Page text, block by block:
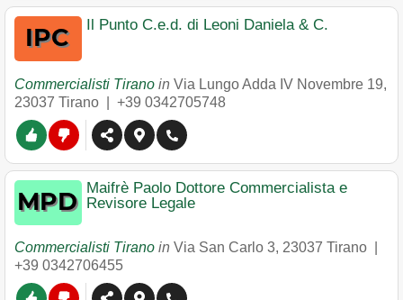
Il Punto C.e.d. di Leoni Daniela & C.
Commercialisti Tirano in Via Lungo Adda IV Novembre 19,
23037 Tirano +39 0342705748
Maifrè Paolo Dottore Commercialista e
Revisore Legale
Commercialisti Tirano in Via San Carlo 3, 23037 Tirano
+39 0342706455